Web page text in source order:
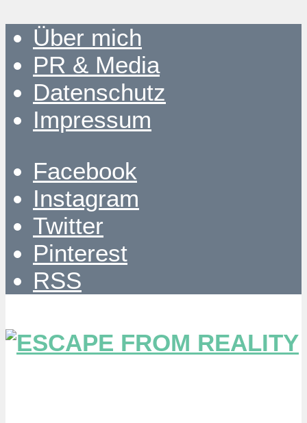
Über mich
PR & Media
Datenschutz
Impressum
Facebook
Instagram
Twitter
Pinterest
RSS